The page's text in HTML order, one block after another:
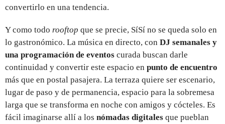
convertirlo en una tendencia.
Y como todo rooftop que se precie, SíSí no se queda solo en
lo gastronómico. La música en directo, con DJ semanales y
una programación de eventos curada buscan darle
continuidad y convertir este espacio en punto de encuentro
más que en postal pasajera. La terraza quiere ser escenario,
lugar de paso y de permanencia, espacio para la sobremesa
larga que se transforma en noche con amigos y cócteles. Es
fácil imaginarse allí a los nómadas digitales que pueblan